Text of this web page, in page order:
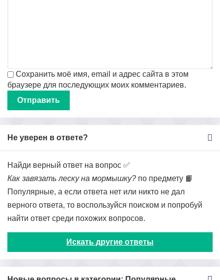
Сохранить моё имя, email и адрес сайта в этом
браузере для последующих моих комментариев.
Не уверен в ответе?
Найди верный ответ на вопрос ✅
Как завязать леску на мормышку? по предмету 📙
Популярные, а если ответа нет или никто не дал
верного ответа, то воспользуйся поиском и попробуй
найти ответ среди похожих вопросов.
Искать другие ответы